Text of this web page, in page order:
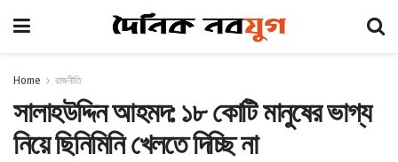
Home রাজনীতি
সালাহউদ্দিন আহমদ: ১৮ কোটি মানুষের ভাগ্য
নিয়ে ছিনিমিনি খেলতে দিচ্ছি না